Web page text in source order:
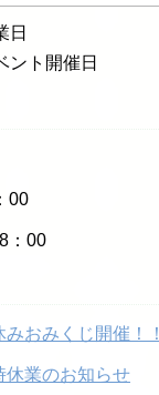
日
ント開催日
00
：00
みおみくじ開催！！
休業のお知らせ